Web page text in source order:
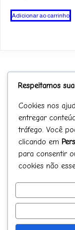
Adicionar ao carrinho
Receba
© 2025
Respeitamos
Cookies nos
entregar
tráfego. Você
clicando em
para consentir
cookies não